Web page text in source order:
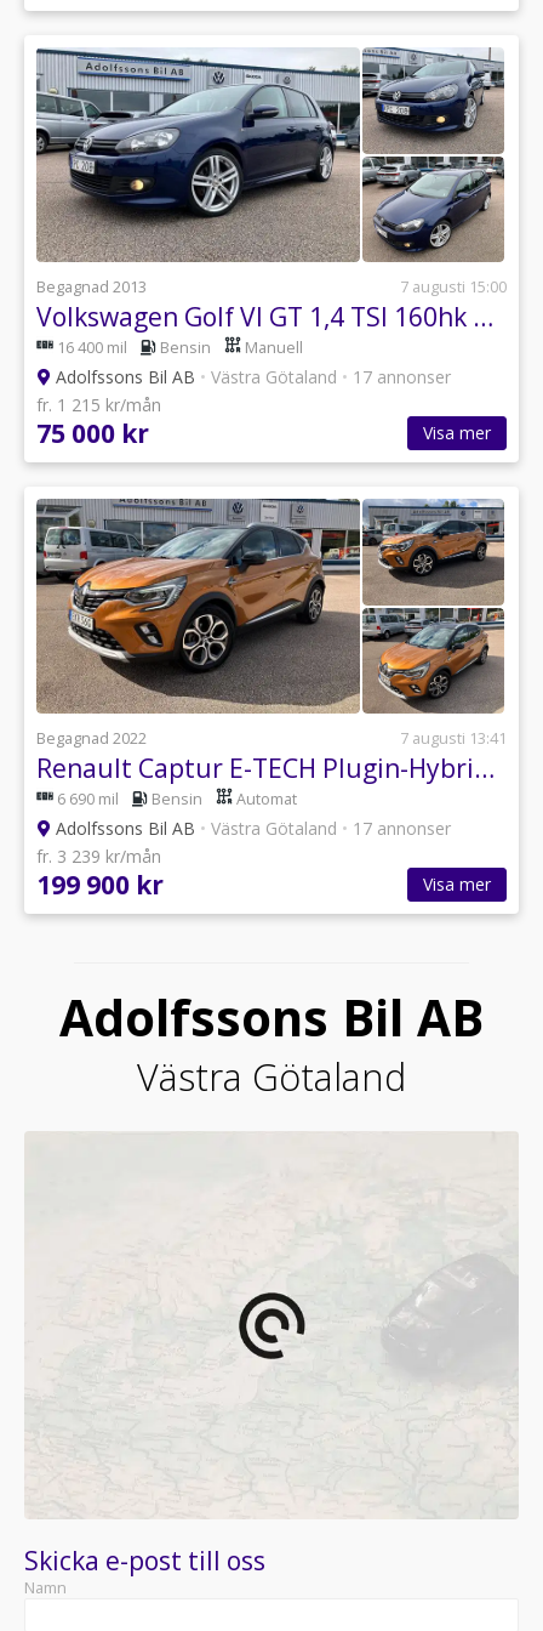
Begagnad 2013 7 augusti 15:00
Volkswagen Golf VI GT 1,4 TSI 160hk R-Line
16 400 mil Bensin Manuell
Adolfssons Bil AB • Västra Götaland • 17 annonser
fr. 1 215 kr/mån
75 000 kr Visa mer
Begagnad 2022 7 augusti 13:41
Renault Captur E-TECH Plugin-Hybrid 160 MultiMode INTENS (Kamera/Navi/
6 690 mil Bensin Automat
Adolfssons Bil AB • Västra Götaland • 17 annonser
fr. 3 239 kr/mån
199 900 kr Visa mer
Adolfssons Bil AB
Västra Götaland
Skicka e-post till oss
Namn